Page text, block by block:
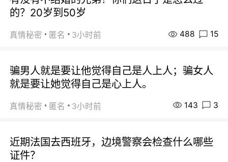
的？20岁到50岁
真情秘密 匿名 3小时前 488 15
骗男人就是要让他觉得自己是人上人；骗女人
就是要让她觉得自己是心上人。
真情秘密 匿名 3小时前 143 3
近期法国去西班牙，边境警察会检查什么哪些
证件？